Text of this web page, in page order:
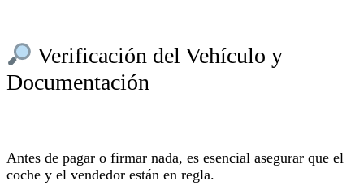
Verificación del Vehículo y
Documentación
Antes de pagar o firmar nada, es esencial asegurar que el
coche y el vendedor están en regla.